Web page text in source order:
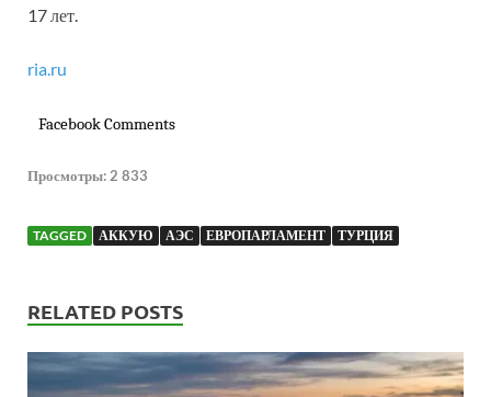
17 лет.
ria.ru
Facebook Comments
Просмотры:2 833
TAGGED АККУЮ АЭС ЕВРОПАРЛАМЕНТ ТУРЦИЯ
RELATED POSTS